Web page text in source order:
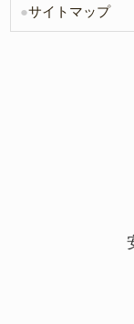
●サイトマップ